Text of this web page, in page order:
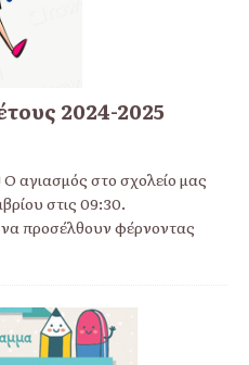
2024-2025
αγιασμός στο σχολείο μας
στις 09:30.
προσέλθουν φέρνοντας